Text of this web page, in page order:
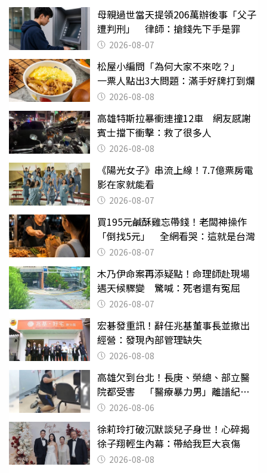
母親過世當天提領206萬辦後事「父子
遭判刑」 律師：搶錢先下手是罪
2026-08-07
松屋小編問「為何大家不來吃？」
一票人點出3大問題：滿手好牌打到爛
2026-08-08
高雄特斯拉暴衝連撞12車 網友感謝
賓士擋下衝擊：救了很多人
2026-08-08
《陽光女子》串流上線！7.7億票房電
影在家就能看
2026-08-07
買195元鹹酥雞忘帶錢！老闆神操作
「倒找5元」 全網看哭：這就是台灣
2026-08-07
木乃伊命案再添疑點！命理師赴現場
遇天候驟變 驚喊：死者還有冤屈
2026-08-07
宏碁發重訊！辭任兆基董事長並撤出
經營：發現內部管理缺失
2026-08-08
高雄欠到台北！長庚、榮總、部立醫
院都受害 「醫療暴力男」離譜紀錄
曝光2026-08-06
徐莉玲打破沉默談兒子身世！心碎揭
徐子翔輕生內幕：帶給我巨大哀傷
2026-08-08